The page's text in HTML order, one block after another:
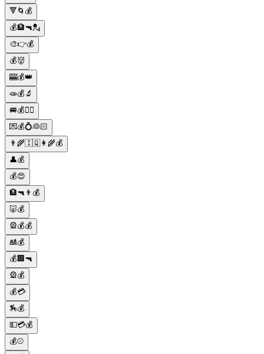
🔻🌀💰
💰🏦🔫💂
🎨👉💰
💰👹
🎰💰👑
🧫💰🔬
🚐💰👮‍♂️
💌💰💍👰🏻
👨‍🌾🇮🇶👩‍🌾💰
👤💰
💰😍
🏦🔫👨💰
🐷💰
🎡💰💰
🎎💰
💰🏢🔫
🎡💰
💰💳
🏇💰
💵💳💰
💰⚾